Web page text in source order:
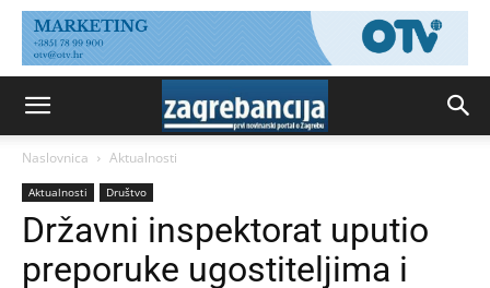
Naslovnica Aktualnosti
Aktualnosti Društvo
Državni inspektorat uputio
preporuke ugostiteljima i